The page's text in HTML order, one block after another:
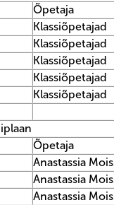
Õpetaja
Klassiõpetajad
Klassiõpetajad
Klassiõpetajad
Klassiõpetajad
Klassiõpetajad
Õpetaja
Anastassia
Anastassia
Anastassia